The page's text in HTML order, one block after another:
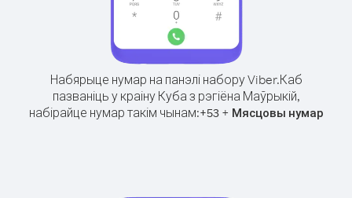
Набярыце нумар на панэлі набору Viber.Каб
пазваніць у краіну Куба з рэгіёна Маўрыкій,
набірайце нумар такім чынам:+53+ Мясцовы нумар